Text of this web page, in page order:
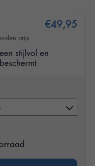
prijs
€49,95
stijlvol en